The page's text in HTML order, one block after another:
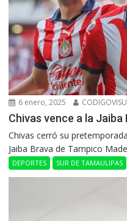
6 enero, 2025
Chivas vence a la
Chivas cerró su
Jaiba Brava de Tampico
DEPORTES SUR DE TAMAULIPAS